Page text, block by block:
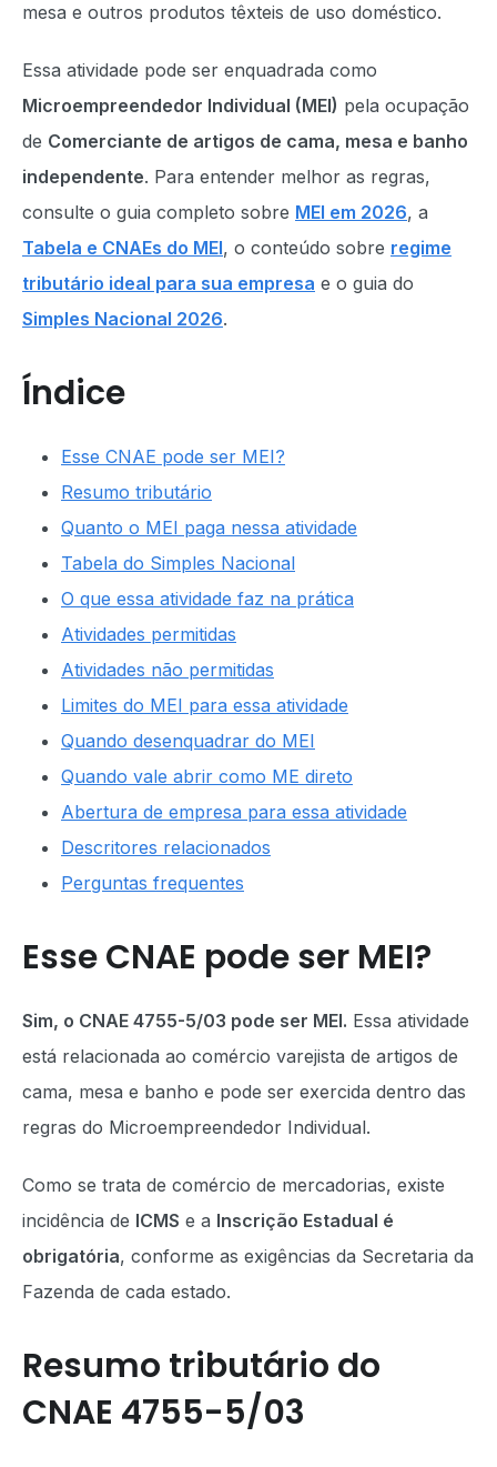
mesa e outros produtos têxteis de uso doméstico.
Essa atividade pode ser enquadrada como
Microempreendedor Individual (MEI) pela ocupação
de Comerciante de artigos de cama, mesa e banho
independente. Para entender melhor as regras,
consulte o guia completo sobre MEI em 2026, a
Tabela e CNAEs do MEI, o conteúdo sobre regime
tributário ideal para sua empresa e o guia do
Simples Nacional 2026.
Índice
Esse CNAE pode ser MEI?
Resumo tributário
Quanto o MEI paga nessa atividade
Tabela do Simples Nacional
O que essa atividade faz na prática
Atividades permitidas
Atividades não permitidas
Limites do MEI para essa atividade
Quando desenquadrar do MEI
Quando vale abrir como ME direto
Abertura de empresa para essa atividade
Descritores relacionados
Perguntas frequentes
Esse CNAE pode ser MEI?
Sim, o CNAE 4755-5/03 pode ser MEI. Essa atividade
está relacionada ao comércio varejista de artigos de
cama, mesa e banho e pode ser exercida dentro das
regras do Microempreendedor Individual.
Como se trata de comércio de mercadorias, existe
incidência de ICMS e a Inscrição Estadual é
obrigatória, conforme as exigências da Secretaria da
Fazenda de cada estado.
Resumo tributário do
CNAE 4755-5/03